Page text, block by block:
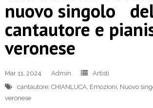
nuovo singolo
cantautore e
veronese
Mar 11, 2024 Admin
Artisti
cantautore CHIANLUCA Emozioni Nuovo
veronese